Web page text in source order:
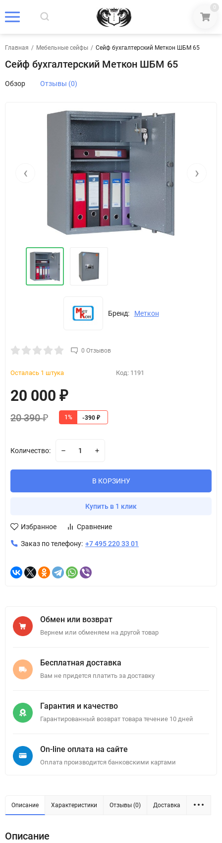
0
Главная / Мебельные сейфы / Сейф бухгалтерский Меткон ШБМ 65
Сейф бухгалтерский Меткон ШБМ 65
Обзор Отзывы (0)
‹ ›
Бренд: Меткон
0 Отзывов
Осталась 1 штука Код: 1191
20 000 ₽
20 390₽ 1% -390 ₽
Количество:
В КОРЗИНУ
Купить в 1 клик
Избранное Сравнение
Заказ по телефону: +7 495 220 33 01
Обмен или возврат
Вернем или обменяем на другой товар
Бесплатная доставка
Вам не придется платить за доставку
Гарантия и качество
Гарантированный возврат товара течение 10 дней
On-line оплата на сайте
Оплата производится банковскими картами
Описание Характеристики Отзывы (0) Доставка
Описание